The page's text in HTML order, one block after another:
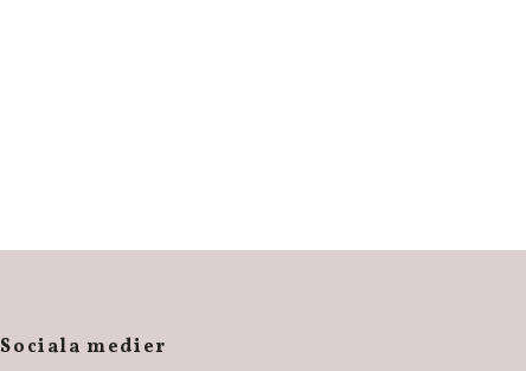
Sociala medier